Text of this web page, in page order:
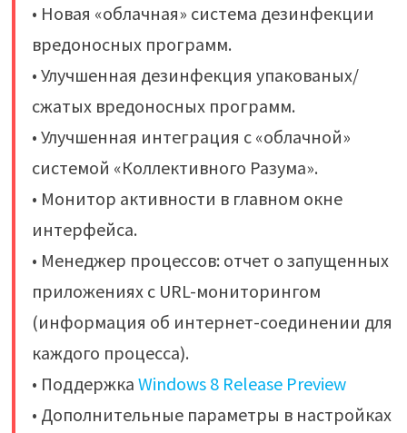
• Новая «облачная» система дезинфекции
вредоносных программ.
• Улучшенная дезинфекция упакованых/
сжатых вредоносных программ.
• Улучшенная интеграция с «облачной»
системой «Коллективного Разума».
• Монитор активности в главном окне
интерфейса.
• Менеджер процессов: отчет о запущенных
приложениях с URL-мониторингом
(информация об интернет-соединении для
каждого процесса).
• Поддержка Windows 8 Release Preview
• Дополнительные параметры в настройках